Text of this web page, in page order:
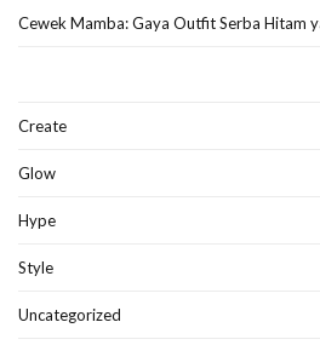
Cewek Mamba: Gaya Outfit Serba Hitam
Create
Glow
Hype
Style
Uncategorized